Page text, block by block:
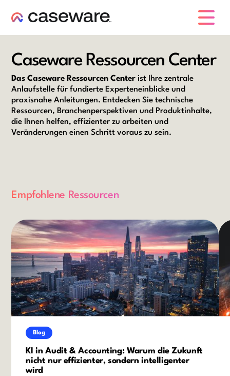
Caseware Ressourcen Center
Das Caseware Ressourcen Center ist Ihre zentrale
Anlaufstelle für fundierte Experteneinblicke und
praxisnahe Anleitungen. Entdecken Sie technische
Ressourcen, Branchenperspektiven und Produktinhalte,
die Ihnen helfen, effizienter zu arbeiten und
Veränderungen einen Schritt voraus zu sein.
Empfohlene Ressourcen
Blog
KI in Audit & Accounting: Warum die Zukunft
nicht nur effizienter, sondern intelligenter
wird